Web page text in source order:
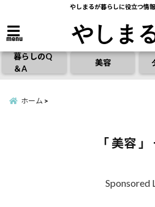
やしまるが暮らしに役立つ情
menu やしま
暮らしのQ
＆A
美容
ホーム
「 美容
Sponsored